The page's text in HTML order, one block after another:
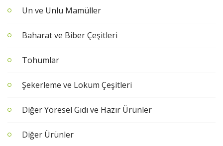
Un ve Unlu Mamüller
Baharat ve Biber Çeşitleri
Tohumlar
Şekerleme ve Lokum Çeşitleri
Diğer Yöresel Gıdı ve Hazır Ürünler
Diğer Ürünler